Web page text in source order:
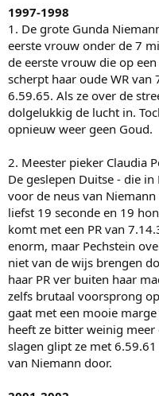
1997-1998
1. De grote Gunda
eerste vrouw onder de 7
de eerste vrouw die op
scherpt haar oude WR
6.59.65. Als ze over de
dolgelukkig de lucht in.
opnieuw weer geen Goud.
2. Meester pieker Claudia
De geslepen Duitse - die
voor de neus van
liefst 19 seconde en 19
komt met een PR van
enorm, maar Pechstein
niet van de wijs brengen
haar PR ver buiten haar
zelfs brutaal voorsprong
gaat met een mooie
heeft ze bitter weinig meer
slagen glipt ze met
van Niemann door.